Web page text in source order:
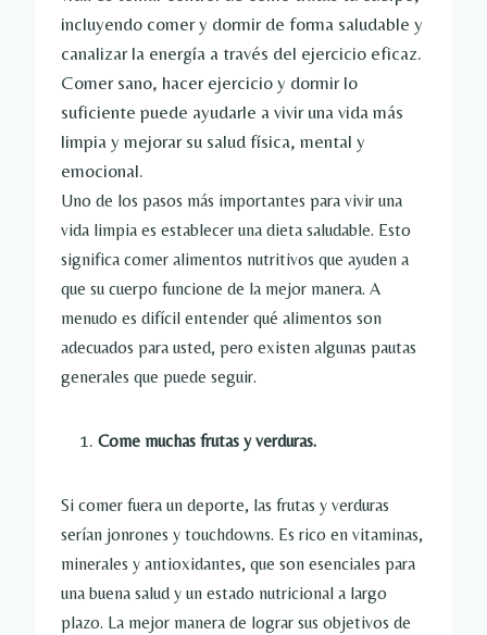
incluyendo comer y dormir de forma saludable y
canalizar la energía a través del ejercicio eficaz.
Comer sano, hacer ejercicio y dormir lo
suficiente puede ayudarle a vivir una vida más
limpia y mejorar su salud física, mental y
emocional.
Uno de los pasos más importantes para vivir una
vida limpia es establecer una dieta saludable. Esto
significa comer alimentos nutritivos que ayuden a
que su cuerpo funcione de la mejor manera. A
menudo es difícil entender qué alimentos son
adecuados para usted, pero existen algunas pautas
generales que puede seguir.
Come muchas frutas y verduras.
Si comer fuera un deporte, las frutas y verduras
serían jonrones y touchdowns. Es rico en vitaminas,
minerales y antioxidantes, que son esenciales para
una buena salud y un estado nutricional a largo
plazo. La mejor manera de lograr sus objetivos de